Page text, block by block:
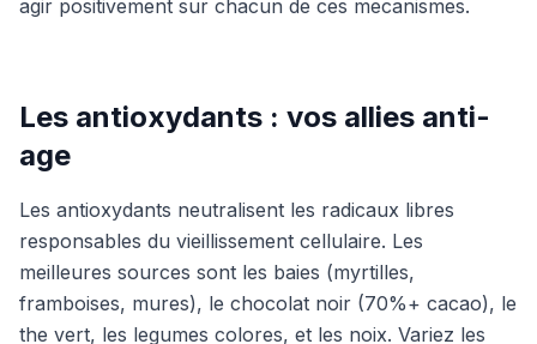
agir positivement sur chacun de ces mecanismes.
Les antioxydants : vos allies anti-
age
Les antioxydants neutralisent les radicaux libres
responsables du vieillissement cellulaire. Les
meilleures sources sont les baies (myrtilles,
framboises, mures), le chocolat noir (70%+ cacao), le
the vert, les legumes colores, et les noix. Variez les